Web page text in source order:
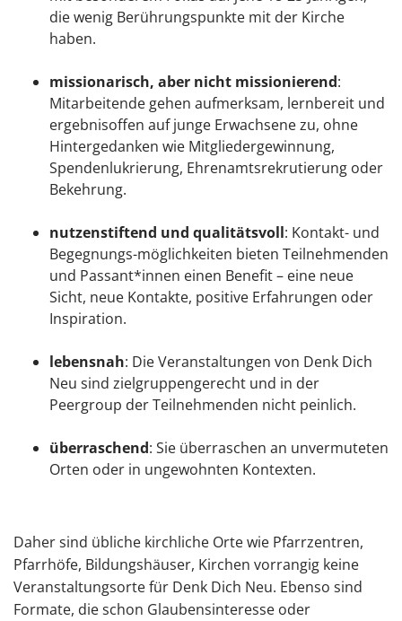
die wenig Berührungspunkte mit der Kirche
haben.
missionarisch, aber nicht missionierend:
Mitarbeitende gehen aufmerksam, lernbereit und
ergebnisoffen auf junge Erwachsene zu, ohne
Hintergedanken wie Mitgliedergewinnung,
Spendenlukrierung, Ehrenamtsrekrutierung oder
Bekehrung.
nutzenstiftend und qualitätsvoll: Kontakt- und
Begegnungs-möglichkeiten bieten Teilnehmenden
und Passant*innen einen Benefit – eine neue
Sicht, neue Kontakte, positive Erfahrungen oder
Inspiration.
lebensnah: Die Veranstaltungen von Denk Dich
Neu sind zielgruppengerecht und in der
Peergroup der Teilnehmenden nicht peinlich.
überraschend: Sie überraschen an unvermuteten
Orten oder in ungewohnten Kontexten.
Daher sind übliche kirchliche Orte wie Pfarrzentren,
Pfarrhöfe, Bildungshäuser, Kirchen vorrangig keine
Veranstaltungsorte für Denk Dich Neu. Ebenso sind
Formate, die schon Glaubensinteresse oder